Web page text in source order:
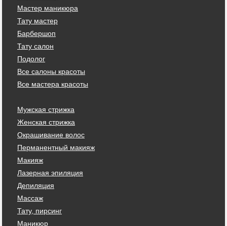
Мастер маникюра
Тату мастер
Барбершоп
Тату салон
Подолог
Все салоны красоты
Все мастера красоты
Мужская стрижка
Женская стрижка
Окрашивание волос
Перманентный макияж
Макияж
Лазерная эпиляция
Депиляция
Массаж
Тату, пирсинг
Маникюр